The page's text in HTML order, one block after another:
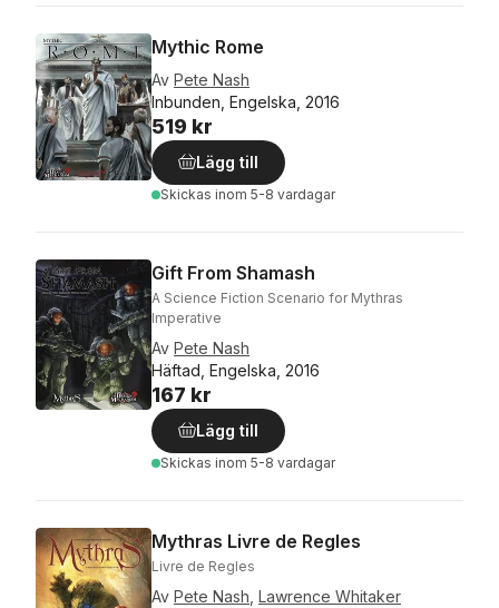
Mythic Rome
Av Pete Nash
Inbunden, Engelska, 2016
519 kr
Lägg till
Skickas inom 5-8 vardagar
Gift From Shamash
A Science Fiction Scenario for Mythras
Imperative
Av Pete Nash
Häftad, Engelska, 2016
167 kr
Lägg till
Skickas inom 5-8 vardagar
Mythras Livre de Regles
Livre de Regles
Av Pete Nash Lawrence Whitaker